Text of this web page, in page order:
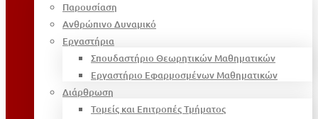
Παρουσίαση
Ανθρώπινο Δυναμικό
Εργαστήρια
Σπουδαστήριο Θεωρητικών Μαθηματικών
Εργαστήριο Εφαρμοσμένων Μαθηματικών
Διάρθρωση
Τομείς και Επιτροπές Τμήματος